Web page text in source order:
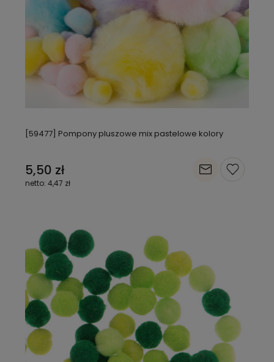
[59477] Pompony pluszowe mix pastelowe kolory
5,50 zł
4,47 zł